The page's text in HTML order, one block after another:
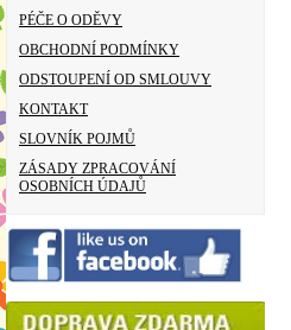
PÉČE O ODĚVY
OBCHODNÍ PODMÍNKY
ODSTOUPENÍ OD SMLOUVY
KONTAKT
SLOVNÍK POJMŮ
ZÁSADY ZPRACOVÁNÍ
OSOBNÍCH ÚDAJŮ